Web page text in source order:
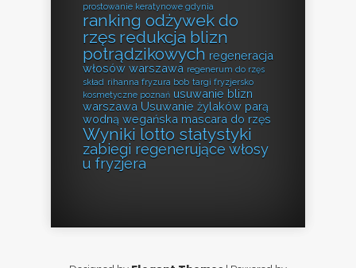
prostowanie keratynowe gdynia
ranking odżywek do
rzęs redukcja blizn
potrądzikowych regeneracja
włosów warszawa regenerum do rzęs
skład rihanna fryzura bob targi fryzjersko
kosmetyczne poznań usuwanie blizn
warszawa Usuwanie żylaków parą
wodną wegańska mascara do rzęs
Wyniki lotto statystyki
zabiegi regenerujące włosy
u fryzjera